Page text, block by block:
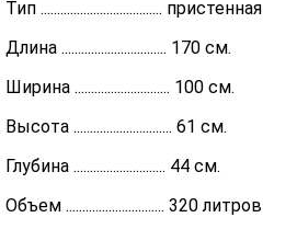
Тип ..................................... пристенная
Длина ................................ 170 см.
Ширина ............................. 100 см.
Высота .............................. 61 см.
Глубина ............................ 44 см.
Объем .............................. 320 литров